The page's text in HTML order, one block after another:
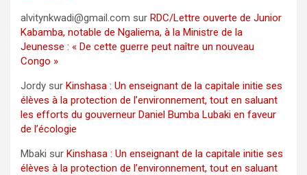
alvitynkwadi@gmail.com sur RDC/Lettre ouverte de Junior
Kabamba, notable de Ngaliema, à la Ministre de la
Jeunesse : « De cette guerre peut naître un nouveau
Congo »
Jordy sur Kinshasa : Un enseignant de la capitale initie ses
élèves à la protection de l’environnement, tout en saluant
les efforts du gouverneur Daniel Bumba Lubaki en faveur
de l’écologie
Mbaki sur Kinshasa : Un enseignant de la capitale initie ses
élèves à la protection de l’environnement, tout en saluant